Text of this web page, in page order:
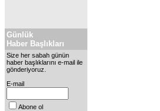
Günlük
Haber Başlıkları
Size her sabah günün
haber başlıklarını e-mail ile
gönderiyoruz.
E-mail
Abone ol